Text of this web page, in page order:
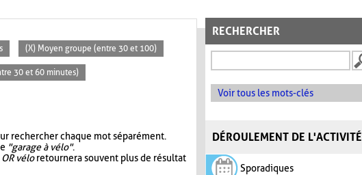
RECHERCHER
Voir tous les mots-clés
DÉROULEMENT DE L'ACTIVITÉ
Sporadiques
(X) Moyen groupe (entre 30 et 100)
30 et 60 minutes)
rechercher chaque mot séparément.
"garage à vélo".
véloretournera souvent plus de résultat